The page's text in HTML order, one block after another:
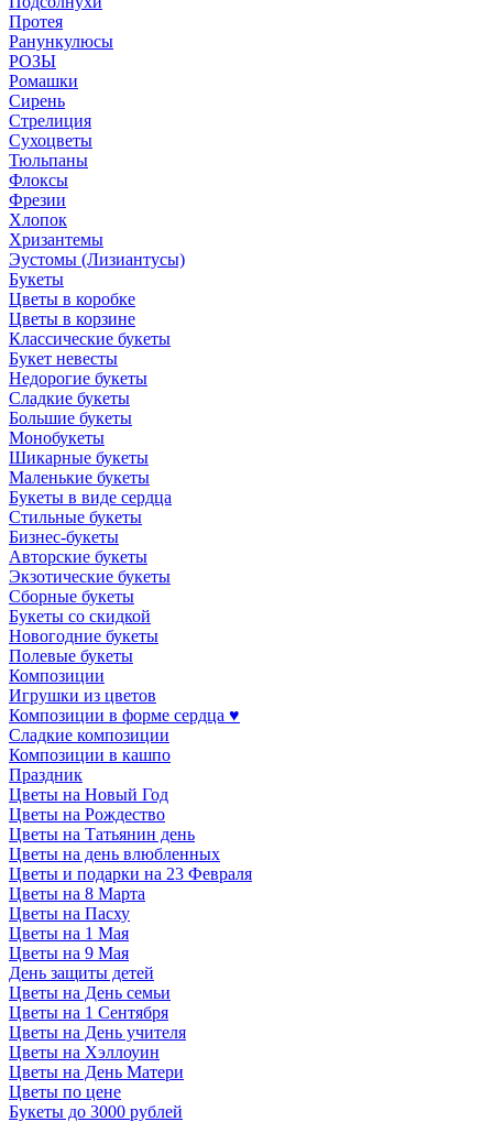
Протея
Ранункулюсы
РОЗЫ
Ромашки
Сирень
Стрелиция
Сухоцветы
Тюльпаны
Флоксы
Фрезии
Хлопок
Хризантемы
Эустомы (Лизиантусы)
Букеты
Цветы в коробке
Цветы в корзине
Классические букеты
Букет невесты
Недорогие букеты
Сладкие букеты
Большие букеты
Монобукеты
Шикарные букеты
Маленькие букеты
Букеты в виде сердца
Стильные букеты
Бизнес-букеты
Авторские букеты
Экзотические букеты
Сборные букеты
Букеты со скидкой
Новогодние букеты
Полевые букеты
Композиции
Игрушки из цветов
Композиции в форме сердца ♥
Сладкие композиции
Композиции в кашпо
Праздник
Цветы на Новый Год
Цветы на Рождество
Цветы на Татьянин день
Цветы на день влюбленных
Цветы и подарки на 23 Февраля
Цветы на 8 Марта
Цветы на Пасху
Цветы на 1 Мая
Цветы на 9 Мая
День защиты детей
Цветы на День семьи
Цветы на 1 Сентября
Цветы на День учителя
Цветы на Хэллоуин
Цветы на День Матери
Цветы по цене
Букеты до 3000 рублей